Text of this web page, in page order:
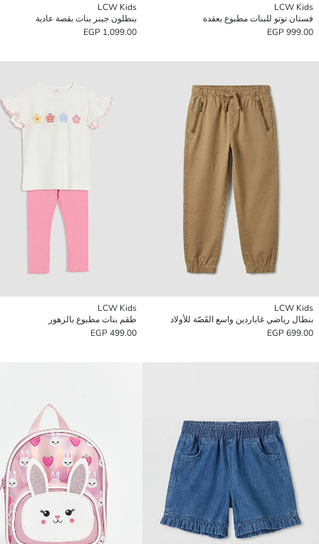
LCW Kids
فستان توتو للبنات مطبوع بعقدة
999.00 EGP
LCW Kids
بنطلون جينز بنات بقصة عادية
1,099.00 EGP
LCW Kids
بنطال رياضي غاباردين واسع القَصّة للأولاد
699.00 EGP
LCW Kids
طقم بنات مطبوع بالزهور
499.00 EGP